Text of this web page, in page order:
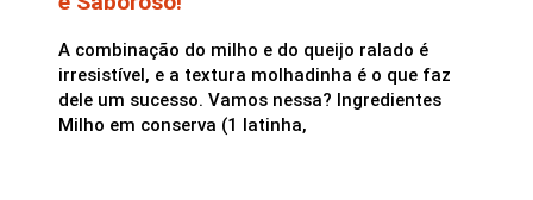
A combinação do milho e do queijo ralado é
irresistível, e a textura molhadinha é o que faz
dele um sucesso. Vamos nessa? Ingredientes
Milho em conserva (1 latinha,